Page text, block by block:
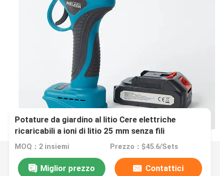
Potature da giardino al litio Cere elettriche
ricaricabili a ioni di litio 25 mm senza fili
MOQ：2 insiemi Prezzo：$45.6/Sets
Miglior prezzo Contattici